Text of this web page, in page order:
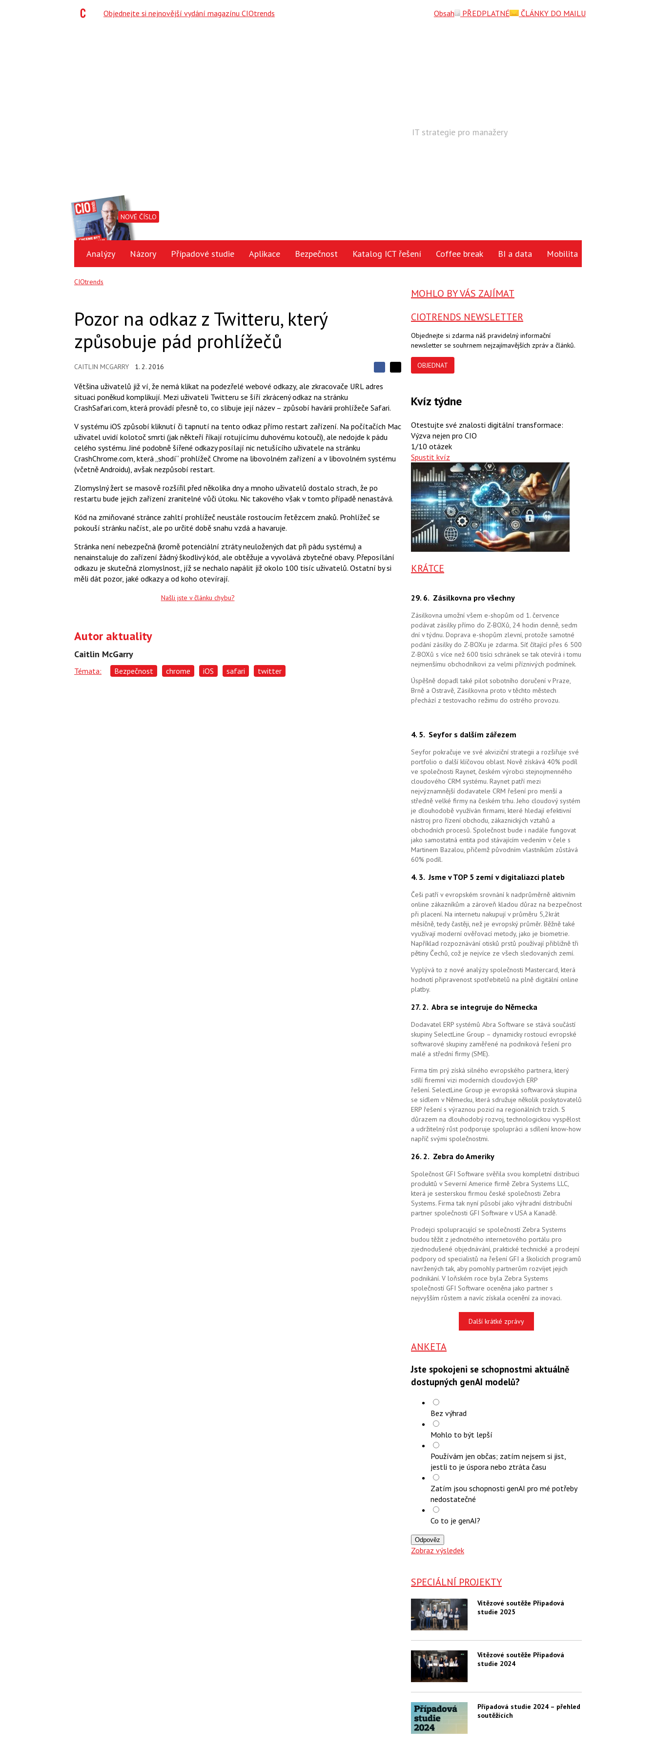
NOVÉ ČÍSLO
IT strategie pro manažery
Analýzy Názory Případové studie Aplikace Bezpečnost Katalog ICT řešení Coffee break BI a data Mobilita
CIOtrends
Pozor na odkaz z Twitteru, který
způsobuje pád prohlížečů
CAITLIN MCGARRY 1. 2. 2016
S
d
l
e
t
S
í
j
e
a
c
k
e
t
Většina uživatelů již ví, že nemá klikat na podezřelé webové odkazy, ale zkracovače URL adres
situaci poněkud komplikují. Mezi uživateli Twitteru se šíří zkrácený odkaz na stránku
CrashSafari.com, která provádí přesně to, co slibuje její název – způsobí havárii prohlížeče Safari.
V systému iOS způsobí kliknutí či tapnutí na tento odkaz přímo restart zařízení. Na počítačích Mac
uživatel uvidí kolotoč smrti (jak někteří říkají rotujícímu duhovému kotouči), ale nedojde k pádu
celého systému. Jiné podobně šířené odkazy posílají nic netušícího uživatele na stránku
CrashChrome.com, která „shodí“ prohlížeč Chrome na libovolném zařízení a v libovolném systému
(včetně Androidu), avšak nezpůsobí restart.
Zlomyslný žert se masově rozšířil před několika dny a mnoho uživatelů dostalo strach, že po
restartu bude jejich zařízení zranitelné vůči útoku. Nic takového však v tomto případě nenastává.
Kód na zmiňované stránce zahltí prohlížeč neustále rostoucím řetězcem znaků. Prohlížeč se
pokouší stránku načíst, ale po určité době snahu vzdá a havaruje.
Stránka není nebezpečná (kromě potenciální ztráty neuložených dat při pádu systému) a
nenainstaluje do zařízení žádný škodlivý kód, ale obtěžuje a vyvolává zbytečné obavy. Přeposílání
odkazu je skutečná zlomyslnost, jíž se nechalo napálit již okolo 100 tisíc uživatelů. Ostatní by si
měli dát pozor, jaké odkazy a od koho otevírají.
Našli jste v článku chybu?
Autor aktuality
Caitlin McGarry
Témata: Bezpečnost chrome iOS safari twitter
MOHLO BY VÁS ZAJÍMAT
CIOTRENDS NEWSLETTER
Objednejte si zdarma náš pravidelný informační
newsletter se souhrnem nejzajímavějších zpráv a článků.
OBJEDNAT
Kvíz týdne
Otestujte své znalosti digitální transformace:
Výzva nejen pro CIO
1/10 otázek
Spustit kvíz
KRÁTCE
29. 6. Zásilkovna pro všechny
Zásilkovna umožní všem e-shopům od 1. července
podávat zásilky přímo do Z-BOXů, 24 hodin denně, sedm
dní v týdnu. Doprava e-shopům zlevní, protože samotné
podání zásilky do Z-BOXu je zdarma. Síť čítající přes 6 500
Z-BOXů s více než 600 tisíci schránek se tak otevírá i tomu
nejmenšímu obchodníkovi za velmi příznivých podmínek.
Úspěšně dopadl také pilot sobotního doručení v Praze,
Brně a Ostravě, Zásilkovna proto v těchto městech
přechází z testovacího režimu do ostrého provozu.
4. 5. Seyfor s dalším zářezem
Seyfor pokračuje ve své akviziční strategii a rozšiřuje své
portfolio o další klíčovou oblast. Nově získává 40% podíl
ve společnosti Raynet, českém výrobci stejnojmenného
cloudového CRM systému. Raynet patří mezi
nejvýznamnější dodavatele CRM řešení pro menší a
středně velké firmy na českém trhu. Jeho cloudový systém
je dlouhodobě využíván firmami, které hledají efektivní
nástroj pro řízení obchodu, zákaznických vztahů a
obchodních procesů. Společnost bude i nadále fungovat
jako samostatná entita pod stávajícím vedením v čele s
Martinem Bazalou, přičemž původním vlastníkům zůstává
60% podíl.
4. 3.Jsme v TOP 5 zemí v digitaliazci plateb
Češi patří v evropském srovnání k nadprůměrně aktivním
online zákazníkům a zároveň kladou důraz na bezpečnost
při placení. Na internetu nakupují v průměru 5,2krát
měsíčně, tedy častěji, než je evropský průměr. Běžně také
využívají moderní ověřovací metody, jako je biometrie.
Například rozpoznávání otisků prstů používají přibližně tři
pětiny Čechů, což je nejvíce ze všech sledovaných zemí.
Vyplývá to z nové analýzy společnosti Mastercard, která
hodnotí připravenost spotřebitelů na plně digitální online
platby.
27. 2. Abra se integruje do Německa
Dodavatel ERP systémů Abra Software se stává součástí
skupiny SelectLine Group – dynamicky rostoucí evropské
softwarové skupiny zaměřené na podniková řešení pro
malé a střední firmy (SME).
Firma tím prý získá silného evropského partnera, který
sdílí firemní vizi moderních cloudových ERP
řešení. SelectLine Group je evropská softwarová skupina
se sídlem v Německu, která sdružuje několik poskytovatelů
ERP řešení s výraznou pozicí na regionálních trzích. S
důrazem na dlouhodobý rozvoj, technologickou vyspělost
a udržitelný růst podporuje spolupráci a sdílení know-how
napříč svými společnostmi.
26. 2. Zebra do Ameriky
Společnost GFI Software svěřila svou kompletní distribuci
produktů v Severní Americe firmě Zebra Systems LLC,
která je sesterskou firmou české společnosti Zebra
Systems. Firma tak nyní působí jako výhradní distribuční
partner společnosti GFI Software v USA a Kanadě.
Prodejci spolupracující se společností Zebra Systems
budou těžit z jednotného internetového portálu pro
zjednodušené objednávání, praktické technické a prodejní
podpory od specialistů na řešení GFI a školicích programů
navržených tak, aby pomohly partnerům rozvíjet jejich
podnikání. V loňském roce byla Zebra Systems
společností GFI Software oceněna jako partner s
nejvyšším růstem a navíc získala ocenění za inovaci.
Další krátké zprávy
ANKETA
Jste spokojeni se schopnostmi aktuálně
dostupných genAI modelů?
Bez výhrad
Mohlo to být lepší
Používám jen občas; zatím nejsem si jist,
jestli to je úspora nebo ztráta času
Zatím jsou schopnosti genAI pro mé potřeby
nedostatečné
Co to je genAI?
Odpověz
Zobraz výsledek
SPECIÁLNÍ PROJEKTY
Vítězové soutěže Případová
studie 2025
Vítězové soutěže Případová
studie 2024
Případová studie 2024 – přehled
soutěžících
Objednejte si nejnovější vydání magazínu CIOtrends Obsah PŘEDPLATNÉ ČLÁNKY DO MAILU